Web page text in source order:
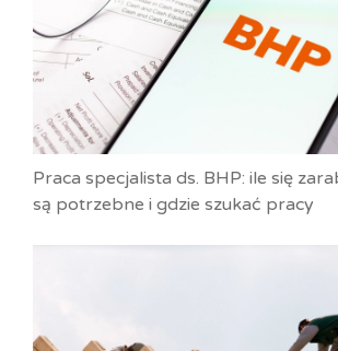
Praca specjalista ds. BHP: ile się
są potrzebne i gdzie szukać pracy